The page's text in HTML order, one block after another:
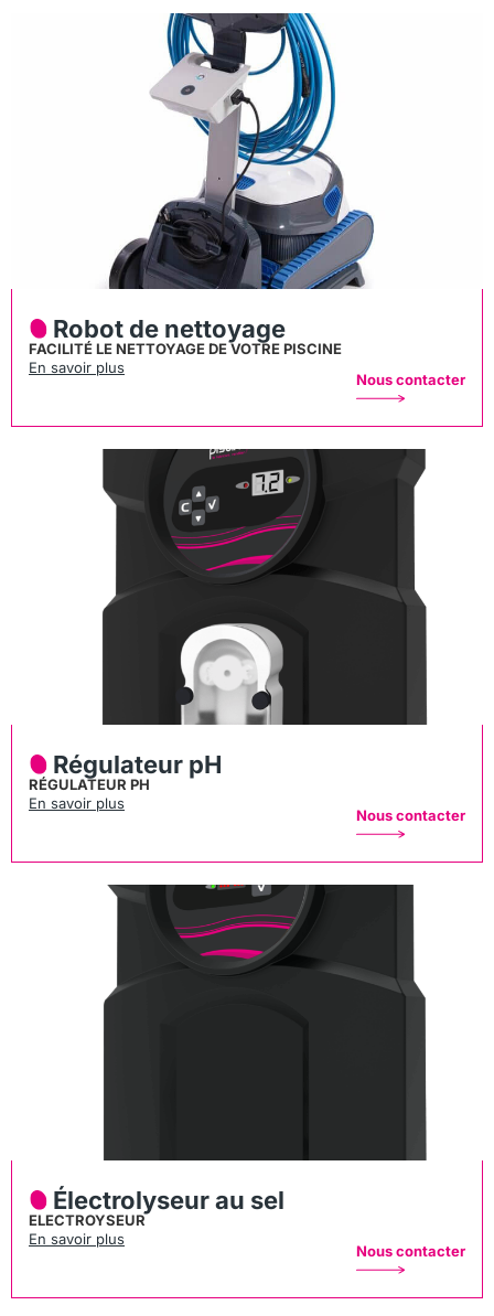
Robot de nettoyage
FACILITÉ LE NETTOYAGE DE VOTRE PISCINE
En savoir plus
Nous contacter
Régulateur pH
RÉGULATEUR PH
En savoir plus
Nous contacter
Électrolyseur au sel
ELECTROYSEUR
En savoir plus
Nous contacter